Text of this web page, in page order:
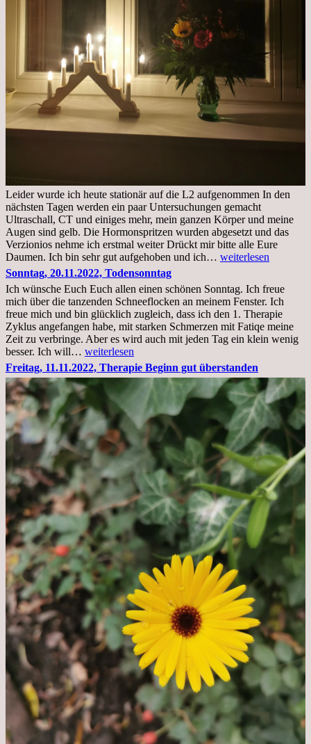
Leider wurde ich heute stationär auf die L2 aufgenommen In den
nächsten Tagen werden ein paar Untersuchungen gemacht
Ultraschall, CT und einiges mehr, mein ganzen Körper und meine
Augen sind gelb. Die Hormonspritzen wurden abgesetzt und das
Verzionios nehme ich erstmal weiter Drückt mir bitte alle Eure
Daumen. Ich bin sehr gut aufgehoben und ich… Mittwoch.
Krankenhaus
stationär
weiterlesen
Sonntag, 20.11.2022, Todensonntag
Ich wünsche Euch Euch allen einen schönen Sonntag. Ich freue
mich über die tanzenden Schneeflocken an meinem Fenster. Ich
freue mich und bin glücklich zugleich, dass ich den 1. Therapie
Zyklus angefangen habe, mit starken Schmerzen mit Fatiqe meine
Zeit zu verbringe. Aber es wird auch mit jeden Tag ein klein wenig
besser. Ich will… Sonntag,
20.11.2022,
Todensonntag
weiterlesen
Freitag, 11.11.2022, Therapie Beginn gut überstanden